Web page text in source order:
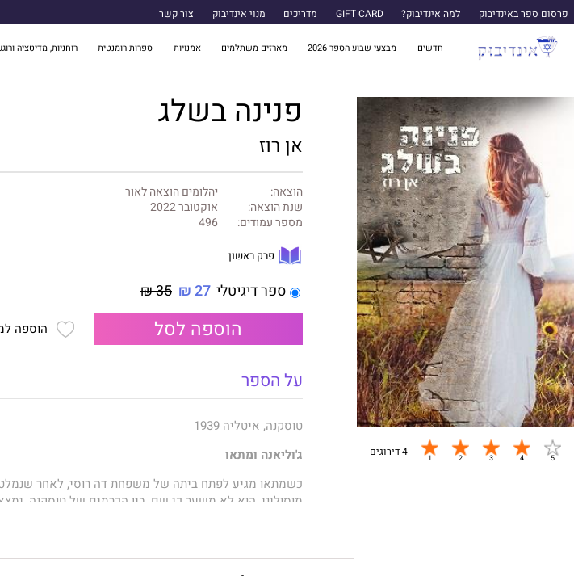
פרסום ספר באינדיבוק למה אינדיבוק? GIFT CARD מדריכים מנוי אינדיבוק צור קשר
חדשים מבצעי שבוע הספר 2026 מארזים משתלמים אמנויות ספרות רומנטית רוחניות, מדיטציה
4 דירוגים
פנינה בשלג
אן רוז
הוצאה:
יהלומים הוצאה לאור
שנת הוצאה:
אוקטובר 2022
מספר עמודים:
496
פרק ראשון
ספר דיגיטלי 27 ₪
35 ₪
הוספה לסל הוספה
על הספר
טוסקנה, איטליה 1939
ג'וליאנה ומתאו
כשמתאו מגיע לפתח ביתה של משפחת דה רוסי, לאחר
מוסוליני, הוא לא משער כי שם, בין הכרמים של טוסקנה,
כשג'וליאנה חובשת את פצעיו של הפרטיזן היהודי, היא לא